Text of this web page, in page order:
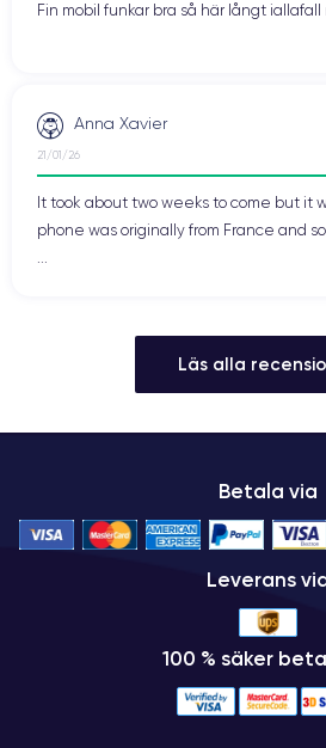
Fin mobil funkar bra så här långt iallafall
Anna Xavier
21/01/26
It took about two weeks to come but it
phone was originally from France and
Läs alla
Betala via
Leverans
100 % säker